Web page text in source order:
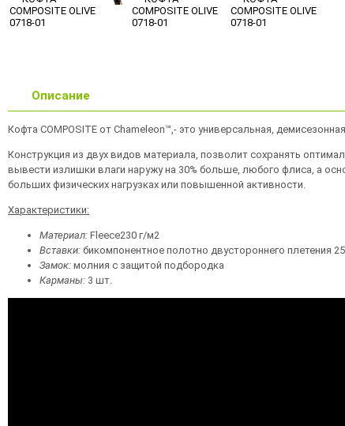
Описание
Кофта COMPOSITE от Chameleon™,- это универсальная,
Конструкция из двух видов материала, позволит сохранять
вывести излишки влаги наружу на 30% больше, любого флиса, а
больших физических нагрузках или повышенной активности.
Характеристики:
Материал: Fleece230 г/м2
Вставки: бикомпонентное полотно двустороннего плетения
Замок: молния с защитой подбородка
Карманы: 3 шт.